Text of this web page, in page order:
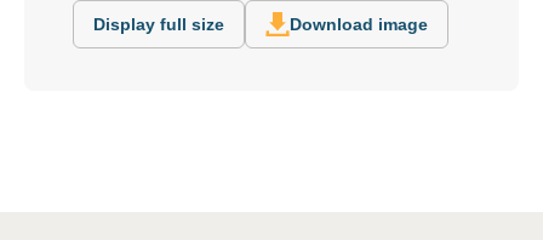
Display full size Download image